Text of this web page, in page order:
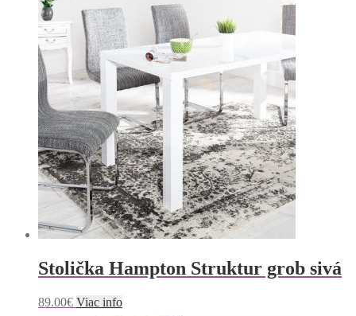
Stolička Hampton Struktur grob sivá
89.00€ Viac info